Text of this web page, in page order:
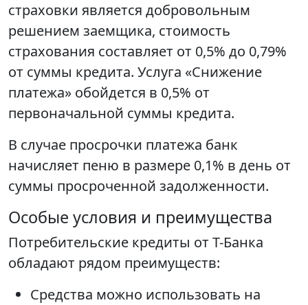
страховки является добровольным
решением заемщика, стоимость
страхования составляет от 0,5% до 0,79%
от суммы кредита. Услуга «Снижение
платежа» обойдется в 0,5% от
первоначальной суммы кредита.
В случае просрочки платежа банк
начисляет пеню в размере 0,1% в день от
суммы просроченной задолженности.
Особые условия и преимущества
Потребительские кредиты от Т-Банка
обладают рядом преимуществ:
Средства можно использовать на